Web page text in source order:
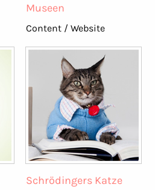
Museen
Content / Website
Schrödingers Katze